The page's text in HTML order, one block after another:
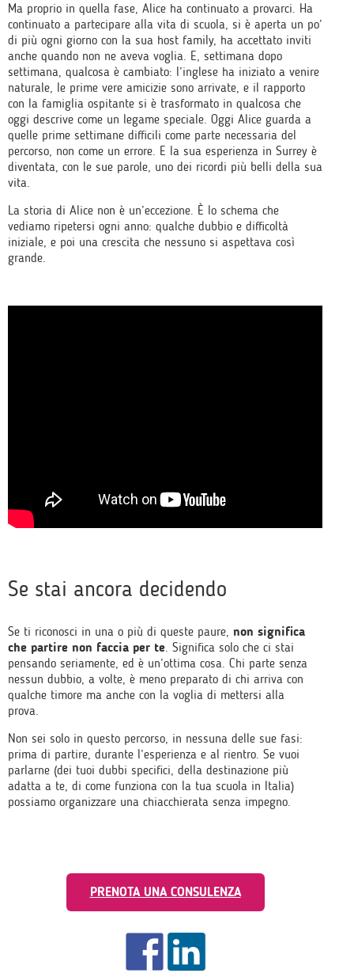
Ma proprio in quella fase, Alice ha continuato a provarci. Ha
continuato a partecipare alla vita di scuola, si è aperta un po’
di più ogni giorno con la sua host family, ha accettato inviti
anche quando non ne aveva voglia. E, settimana dopo
settimana, qualcosa è cambiato: l’inglese ha iniziato a venire
naturale, le prime vere amicizie sono arrivate, e il rapporto
con la famiglia ospitante si è trasformato in qualcosa che
oggi descrive come un legame speciale. Oggi Alice guarda a
quelle prime settimane difficili come parte necessaria del
percorso, non come un errore. E la sua esperienza in Surrey è
diventata, con le sue parole, uno dei ricordi più belli della sua
vita.
La storia di Alice non è un’eccezione. È lo schema che
vediamo ripetersi ogni anno: qualche dubbio e difficoltà
iniziale, e poi una crescita che nessuno si aspettava così
grande.
Se stai ancora decidendo
Se ti riconosci in una o più di queste paure, non significa
che partire non faccia per te. Significa solo che ci stai
pensando seriamente, ed è un’ottima cosa. Chi parte senza
nessun dubbio, a volte, è meno preparato di chi arriva con
qualche timore ma anche con la voglia di mettersi alla
prova.
Non sei solo in questo percorso, in nessuna delle sue fasi:
prima di partire, durante l’esperienza e al rientro. Se vuoi
parlarne (dei tuoi dubbi specifici, della destinazione più
adatta a te, di come funziona con la tua scuola in Italia)
possiamo organizzare una chiacchierata senza impegno.
PRENOTA UNA CONSULENZA